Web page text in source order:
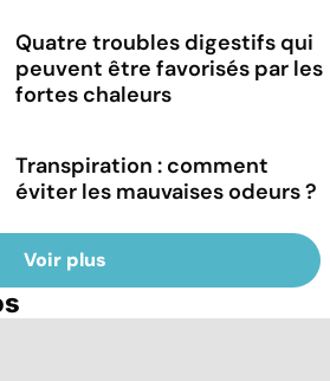
Quatre troubles digestifs qui
peuvent être favorisés par les
fortes chaleurs
Transpiration : comment
éviter les mauvaises odeurs ?
Voir plus